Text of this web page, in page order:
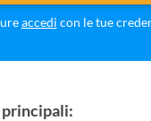
accedi con le tue